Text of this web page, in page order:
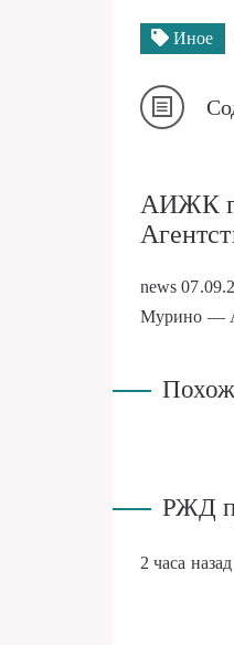
Иное
АИЖК
news
Мурино —
РЖД
2 часа назад